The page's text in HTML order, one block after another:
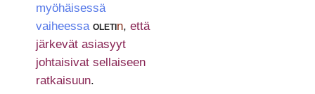
myöhäisessä
vaiheessa oletin, että
järkevät asiasyyt
johtaisivat sellaiseen
ratkaisuun.